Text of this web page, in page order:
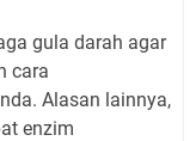
gula darah agar
cara
Alasan lainnya,
enzim